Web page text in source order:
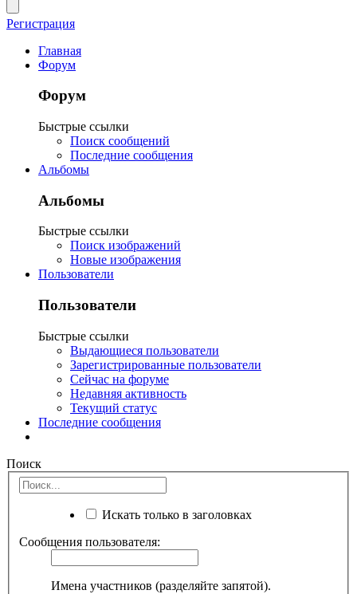
Регистрация
Главная
Форум
Форум
Быстрые ссылки
Поиск сообщений
Последние сообщения
Альбомы
Альбомы
Быстрые ссылки
Поиск изображений
Новые изображения
Пользователи
Пользователи
Быстрые ссылки
Выдающиеся пользователи
Зарегистрированные пользователи
Сейчас на форуме
Недавняя активность
Текущий статус
Последние сообщения
Поиск
Искать только в заголовках
Сообщения пользователя:
Имена участников (разделяйте запятой).